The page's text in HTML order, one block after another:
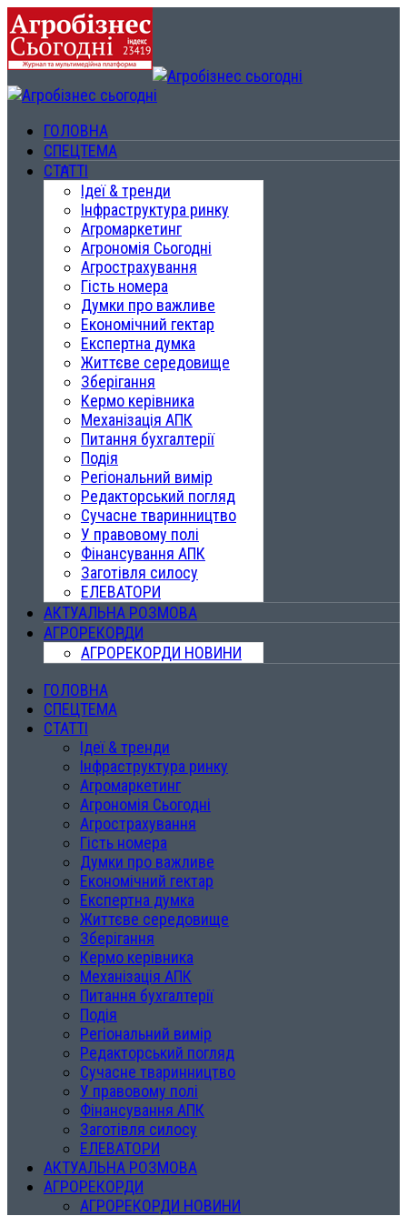
ГОЛОВНА
СПЕЦТЕМА
СТАТТІ
Ідеї & тренди
Інфраструктура ринку
Агромаркетинг
Агрономія Сьогодні
Агрострахування
Гість номера
Думки про важливе
Економічний гектар
Експертна думка
Життєве середовище
Зберігання
Кермо керівника
Механізація АПК
Питання бухгалтерії
Подія
Регіональний вимір
Редакторський погляд
Сучасне тваринництво
У правовому полі
Фінансування АПК
Заготівля силосу
ЕЛЕВАТОРИ
АКТУАЛЬНА РОЗМОВА
АГРОРЕКОРДИ
АГРОРЕКОРДИ НОВИНИ
ГОЛОВНА
СПЕЦТЕМА
СТАТТІ
Ідеї & тренди
Інфраструктура ринку
Агромаркетинг
Агрономія Сьогодні
Агрострахування
Гість номера
Думки про важливе
Економічний гектар
Експертна думка
Життєве середовище
Зберігання
Кермо керівника
Механізація АПК
Питання бухгалтерії
Подія
Регіональний вимір
Редакторський погляд
Сучасне тваринництво
У правовому полі
Фінансування АПК
Заготівля силосу
ЕЛЕВАТОРИ
АКТУАЛЬНА РОЗМОВА
АГРОРЕКОРДИ
АГРОРЕКОРДИ НОВИНИ